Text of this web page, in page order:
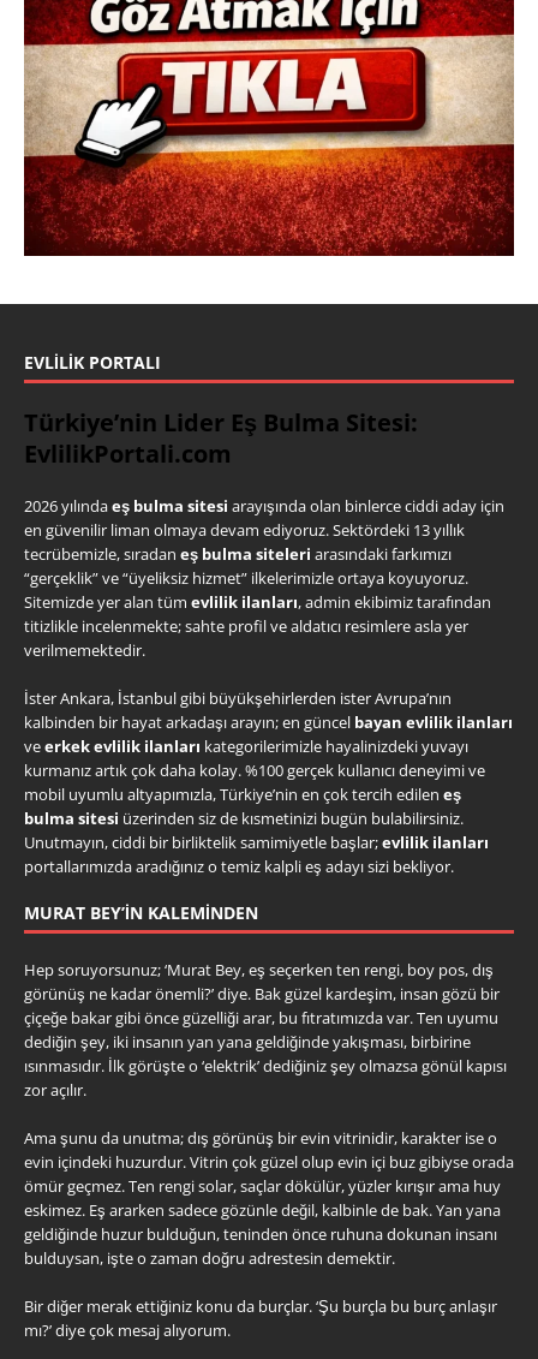
EVLILIK PORTALI
Türkiye’nin Lider Eş Bulma Sitesi:
EvlilikPortali.com
2026 yılındaeş bulma sitesi arayışında olan binlerce ciddi aday için
en güvenilir liman olmaya devam ediyoruz. Sektördeki 13 yıllık
tecrübemizle, sıradan eş bulma siteleri arasındaki farkımızı
“gerçeklik” ve “üyeliksiz hizmet” ilkelerimizle ortaya koyuyoruz.
Sitemizde yer alan tüm evlilik ilanları, admin ekibimiz tarafından
titizlikle incelenmekte; sahte profil ve aldatıcı resimlere asla yer
verilmemektedir.
İster Ankara, İstanbul gibi büyükşehirlerden ister Avrupa’nın
kalbinden bir hayat arkadaşı arayın; en güncel bayan evlilik ilanları
veerkek evlilik ilanları kategorilerimizle hayalinizdeki yuvayı
kurmanız artık çok daha kolay. %100 gerçek kullanıcı deneyimi ve
mobil uyumlu altyapımızla, Türkiye’nin en çok tercih edilen eş
bulma sitesi üzerinden siz de kısmetinizi bugün bulabilirsiniz.
Unutmayın, ciddi bir birliktelik samimiyetle başlar;evlilik ilanları
portallarımızda aradığınız o temiz kalpli eş adayı sizi bekliyor.
MURAT BEY’IN KALEMINDEN
Hep soruyorsunuz; ‘Murat Bey, eş seçerken ten rengi, boy pos, dış
görünüş ne kadar önemli?’ diye. Bak güzel kardeşim, insan gözü bir
çiçeğe bakar gibi önce güzelliği arar, bu fıtratımızda var. Ten uyumu
dediğin şey, iki insanın yan yana geldiğinde yakışması, birbirine
ısınmasıdır. İlk görüşte o ‘elektrik’ dediğiniz şey olmazsa gönül kapısı
zor açılır.
Ama şunu da unutma; dış görünüş bir evin vitrinidir, karakter ise o
evin içindeki huzurdur. Vitrin çok güzel olup evin içi buz gibiyse orada
ömür geçmez. Ten rengi solar, saçlar dökülür, yüzler kırışır ama huy
eskimez. Eş ararken sadece gözünle değil, kalbinle de bak. Yan yana
geldiğinde huzur bulduğun, teninden önce ruhuna dokunan insanı
bulduysan, işte o zaman doğru adrestesin demektir.
Bir diğer merak ettiğiniz konu da burçlar. ‘Şu burçla bu burç anlaşır
mı?’ diye çok mesaj alıyorum.